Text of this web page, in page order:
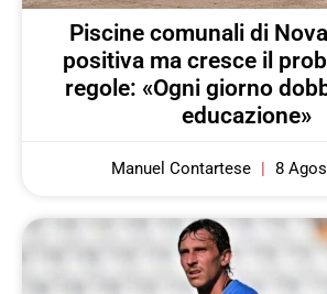
Piscine comunali di
positiva ma cresce il
regole: «Ogni giorno
educazione»
Manuel Contartese 8